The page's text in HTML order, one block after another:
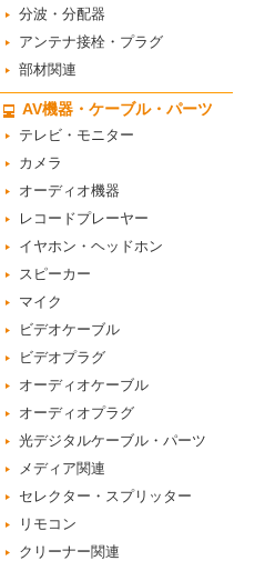
分波・分配器
アンテナ接栓・プラグ
部材関連
AV機器・ケーブル・パーツ
テレビ・モニター
カメラ
オーディオ機器
レコードプレーヤー
イヤホン・ヘッドホン
スピーカー
マイク
ビデオケーブル
ビデオプラグ
オーディオケーブル
オーディオプラグ
光デジタルケーブル・パーツ
メディア関連
セレクター・スプリッター
リモコン
クリーナー関連